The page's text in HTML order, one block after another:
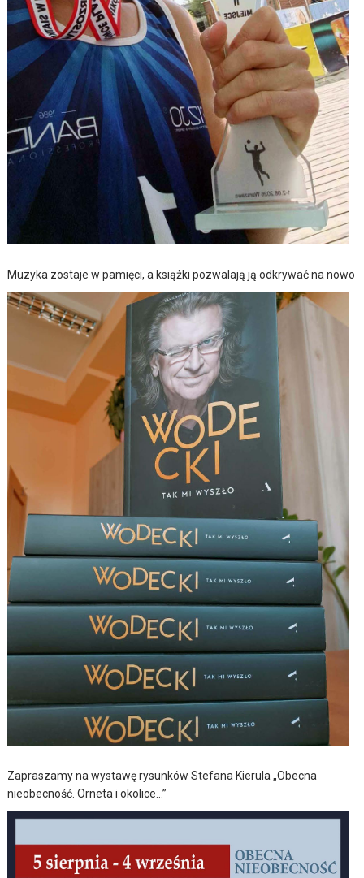
Muzyka zostaje w pamięci, a książki pozwalają ją odkrywać na nowo
Zapraszamy na wystawę rysunków Stefana Kierula „Obecna
nieobecność. Orneta i okolice…”